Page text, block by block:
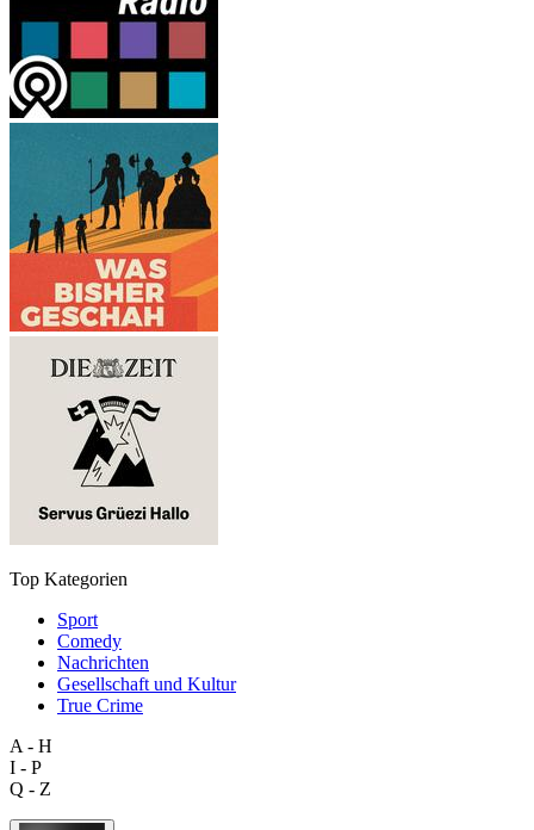
Top Kategorien
Sport
Comedy
Nachrichten
Gesellschaft und Kultur
True Crime
A - H
I - P
Q - Z